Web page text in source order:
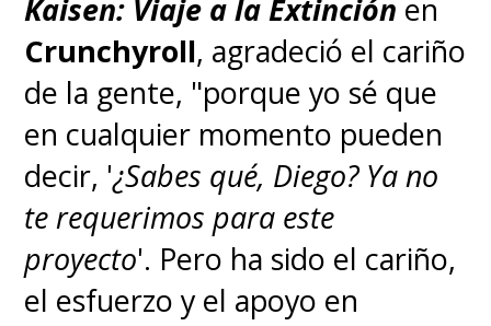
consentimiento- con Ranma. Ah,
los padres de esta historia,¡los
peores!
Al regresar a Japón junto a su
padre Genma y llegar al dojo,
familia Tendo no tarda en
descubrir que se transformar
Kaisen: Viaje a la Extinción en
Crunchyroll, agradeció el cariño
de la gente, "porque yo sé que
en cualquier momento pueden
decir, '¿Sabes qué, Diego? Ya no
te requerimos para este
proyecto'. Pero ha sido el cariño,
el esfuerzo y el apoyo en